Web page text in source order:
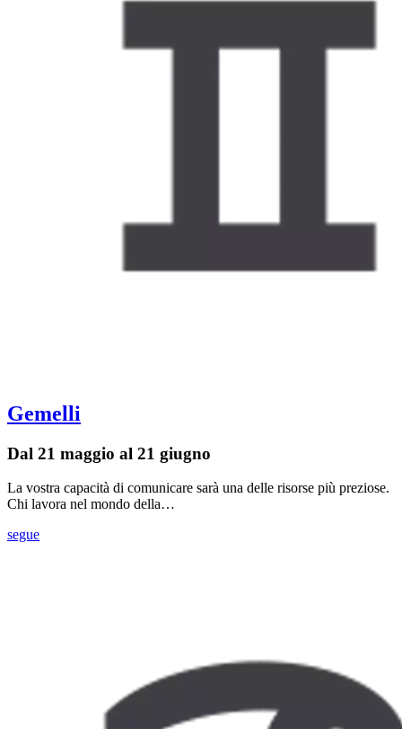
Gemelli
Dal 21 maggio al 21 giugno
La vostra capacità di comunicare sarà una delle risorse più preziose.
Chi lavora nel mondo della…
segue